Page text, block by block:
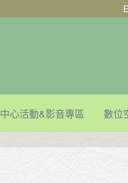
中心活動&影音專區 數位